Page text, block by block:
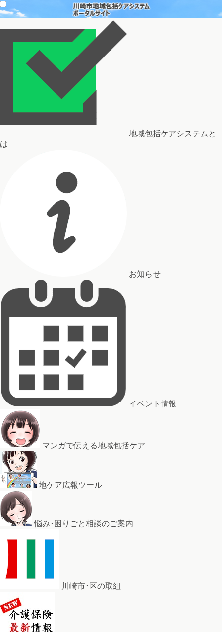
地域包括ケアシステムと
は
お知らせ
イベント情報
マンガで伝える地域包括ケア
地ケア広報ツール
悩み･困りごと相談のご案内
川崎市･区の取組